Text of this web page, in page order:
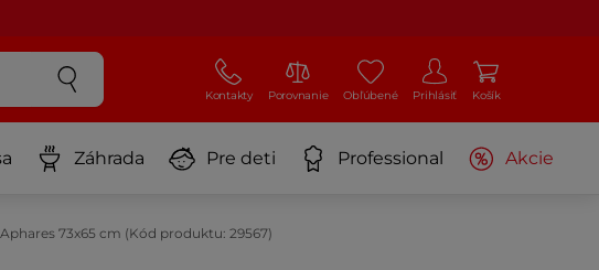
Kontakty Porovnanie Obľúbené Prihlásiť Košík
Záhrada Pre deti Professional Akcie
73x65 cm (Kód produktu: 29567)